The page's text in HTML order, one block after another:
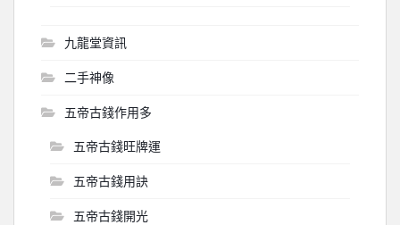
九龍堂資訊
二手神像
五帝古錢作用多
五帝古錢旺牌運
五帝古錢用訣
五帝古錢開光